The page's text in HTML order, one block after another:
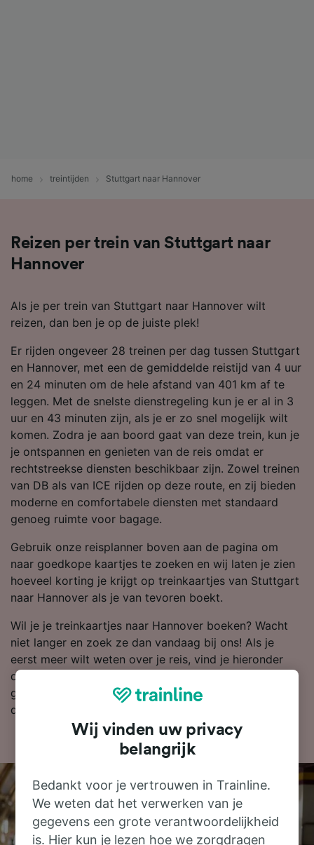
home treintijden Stuttgart naar Hannover
Reizen per trein van Stuttgart naar
Hannover
Als je per trein van Stuttgart naar Hannover wilt
reizen, dan ben je op de juiste plek!
Er rijden ongeveer 28 treinen per dag tussen Stuttgart
en Hannover, met een de gemiddelde reistijd van 4 uur
en 24 minuten om de hele afstand van 401 km af te
leggen. Met de snelste dienstregeling kun je er al in 3
uur en 43 minuten zijn, als je er zo snel mogelijk wilt
komen. Zodra je aan boord gaat van deze trein, kun je
je ontspannen en genieten van de reis omdat er
rechtstreekse diensten beschikbaar zijn. Zowel treinen
van DB als van ICE rijden op deze route, en zij bieden
moderne en comfortabele diensten met standaard
genoeg ruimte voor bagage.
Gebruik onze reisplanner boven aan de pagina om
naar goedkope kaartjes te zoeken en wij laten je zien
hoeveel korting je krijgt op treinkaartjes van Stuttgart
naar Hannover als je van tevoren boekt.
Wil je je treinkaartjes naar Hannover boeken? Wacht
niet langer en zoek ze dan vandaag bij ons! Als je
eerst meer wilt weten over je reis, vind je hieronder
onze dienstregeling, tips voor het boeken van
goedkope treinkaartjes en veelgestelde vragen, zoals
de eerste en laatste treinen.
Wij vinden uw privacy
belangrijk
Bedankt voor je vertrouwen in Trainline.
We weten dat het verwerken van je
gegevens een grote verantwoordelijkheid
is. Hier kun je lezen hoe we zorgdragen